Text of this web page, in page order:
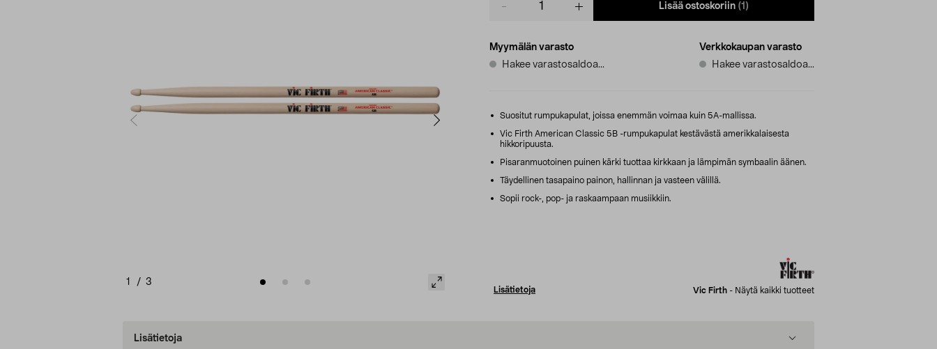
1 / 3
Lisää ostoskoriin (1)
Myymälän varasto
Hakee varastosaldoa...
Verkkokaupan varasto
Hakee varastosaldoa...
Suositut rumpukapulat, joissa enemmän voimaa kuin 5A-mallissa.
Vic Firth American Classic 5B -rumpukapulat kestävästä amerikkalaisesta
hikkoripuusta.
Pisaranmuotoinen puinen kärki tuottaa kirkkaan ja lämpimän symbaalin äänen.
Täydellinen tasapaino painon, hallinnan ja vasteen välillä.
Sopii rock-, pop- ja raskaampaan musiikkiin.
Lisätietoja Vic Firth - Näytä kaikki tuotteet
Lisätietoja